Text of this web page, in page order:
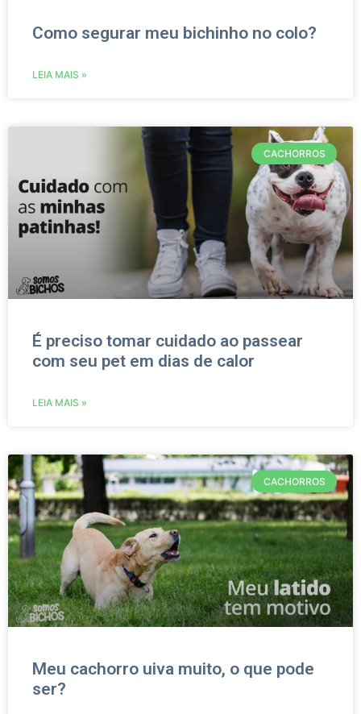
Como segurar meu bichinho no colo?
LEIA MAIS »
CACHORROS
É preciso tomar cuidado ao passear
com seu pet em dias de calor
LEIA MAIS »
CACHORROS
Meu cachorro uiva muito, o que pode
ser?